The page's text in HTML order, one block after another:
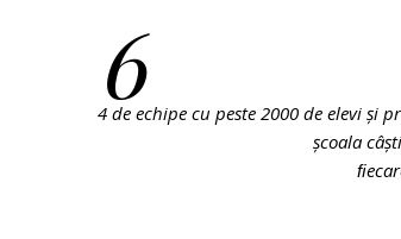
6
4 de echipe cu peste 2000 de elevi și
școala